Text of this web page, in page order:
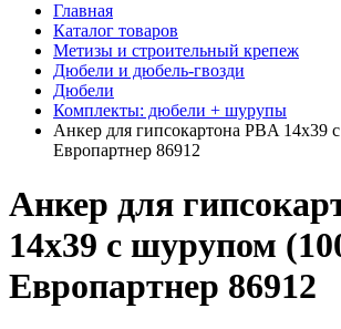
Главная
Каталог товаров
Метизы и строительный крепеж
Дюбели и дюбель-гвозди
Дюбели
Комплекты: дюбели + шурупы
Анкер для гипсокартона PBA 14х39
Европартнер 86912
Анкер для
14х39 с шурупом
Европартнер 86912